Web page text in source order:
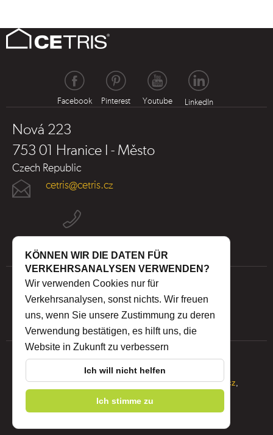
LinkedIn
Youtube
Pinterest
Facebook
Nová 223
753 01 Hranice I - Město
Czech Republic
cetris@cetris.cz
© 2026 CIDEM Hranice a.s.,IZON s.r.o.-www.cidem.cz,
www.cetris.cz
KÖNNEN WIR DIE DATEN FÜR
VERKEHRSANALYSEN VERWENDEN?
Wir verwenden Cookies nur für
Verkehrsanalysen, sonst nichts. Wir freuen
uns, wenn Sie unsere Zustimmung zu deren
Verwendung bestätigen, es hilft uns, die
Website in Zukunft zu verbessern
Ich will nicht helfen
Ich stimme zu